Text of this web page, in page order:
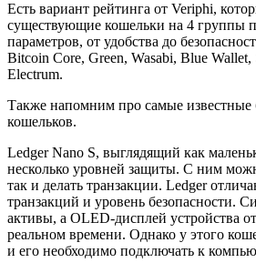
Есть вариант рейтинга от Veriphi,
существующие кошельки на 4 группы
параметров, от удобства до
Bitcoin Core, Green, Wasabi, Blue Wallet,
Electrum.
Также напомним про самые известные
кошельков.
Ledger Nano S, выглядящий как
несколько уровней защиты. С ним
так и делать транзакции. Ledger
транзакций и уровень безопасности.
активы, а OLED-дисплей устройства
реальном времени. Однако у этого
и его необходимо подключать к